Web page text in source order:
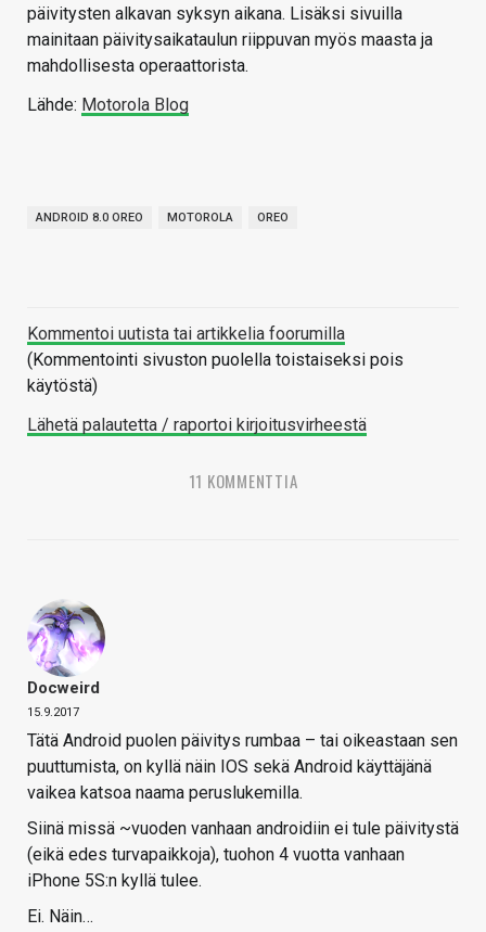
päivitysten alkavan syksyn aikana. Lisäksi sivuilla
mainitaan päivitysaikataulun riippuvan myös maasta ja
mahdollisesta operaattorista.
Lähde: Motorola Blog
ANDROID 8.0 OREO MOTOROLA OREO
Kommentoi uutista tai artikkelia foorumilla
(Kommentointi sivuston puolella toistaiseksi pois
käytöstä)
Lähetä palautetta / raportoi kirjoitusvirheestä
11 KOMMENTTIA
Docweird
15.9.2017
Tätä Android puolen päivitys rumbaa – tai oikeastaan sen
puuttumista, on kyllä näin IOS sekä Android käyttäjänä
vaikea katsoa naama peruslukemilla.
Siinä missä ~vuoden vanhaan androidiin ei tule päivitystä
(eikä edes turvapaikkoja), tuohon 4 vuotta vanhaan
iPhone 5S:n kyllä tulee.
Ei. Näin…